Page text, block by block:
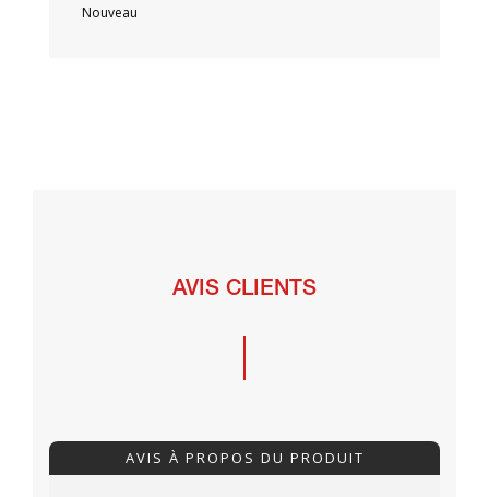
Nouveau
AVIS CLIENTS
AVIS À PROPOS DU PRODUIT